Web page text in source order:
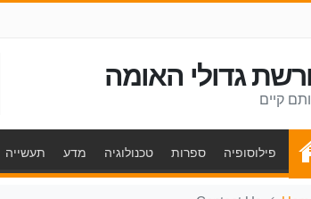
גדולי האומה
קיים
פילוסופיה ספרות טכנולוגיה מדע תעשייה